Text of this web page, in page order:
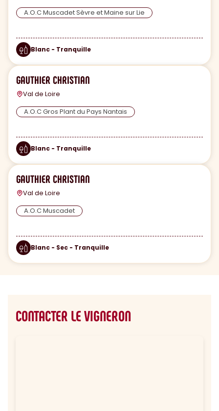
A.O.C Muscadet Sèvre et Maine sur Lie
Blanc - Tranquille
GAUTHIER CHRISTIAN
Val de Loire
A.O.C Gros Plant du Pays Nantais
Blanc - Tranquille
GAUTHIER CHRISTIAN
Val de Loire
A.O.C Muscadet
Blanc - Sec - Tranquille
CONTACTER LE VIGNERON